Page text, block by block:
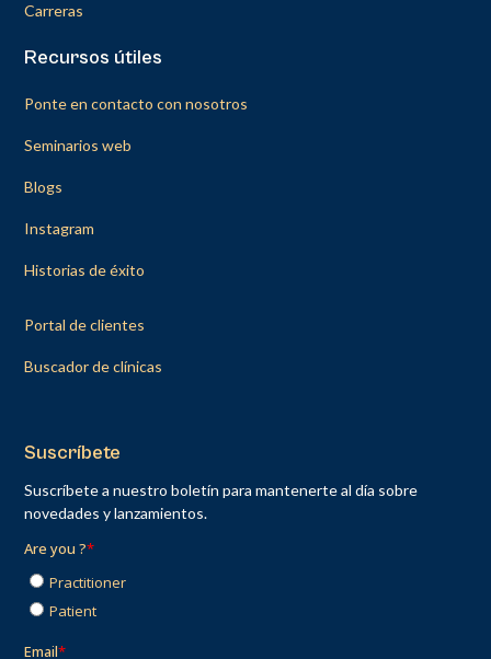
Carreras
Recursos útiles
Ponte en contacto con nosotros
Seminarios web
Blogs
Instagram
Historias de éxito
Portal de clientes
Buscador de clínicas
Suscríbete
Suscríbete a nuestro boletín para mantenerte al día sobre
novedades y lanzamientos.